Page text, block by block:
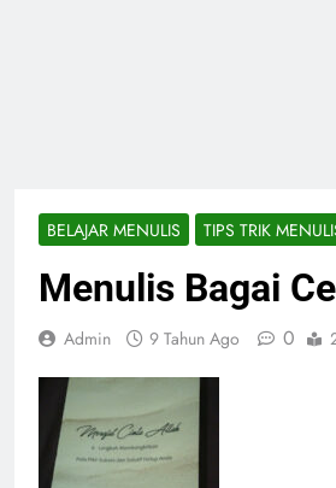
BELAJAR MENULIS TIPS TRIK
Menulis Bagai
Admin 9 Tahun Ago 0